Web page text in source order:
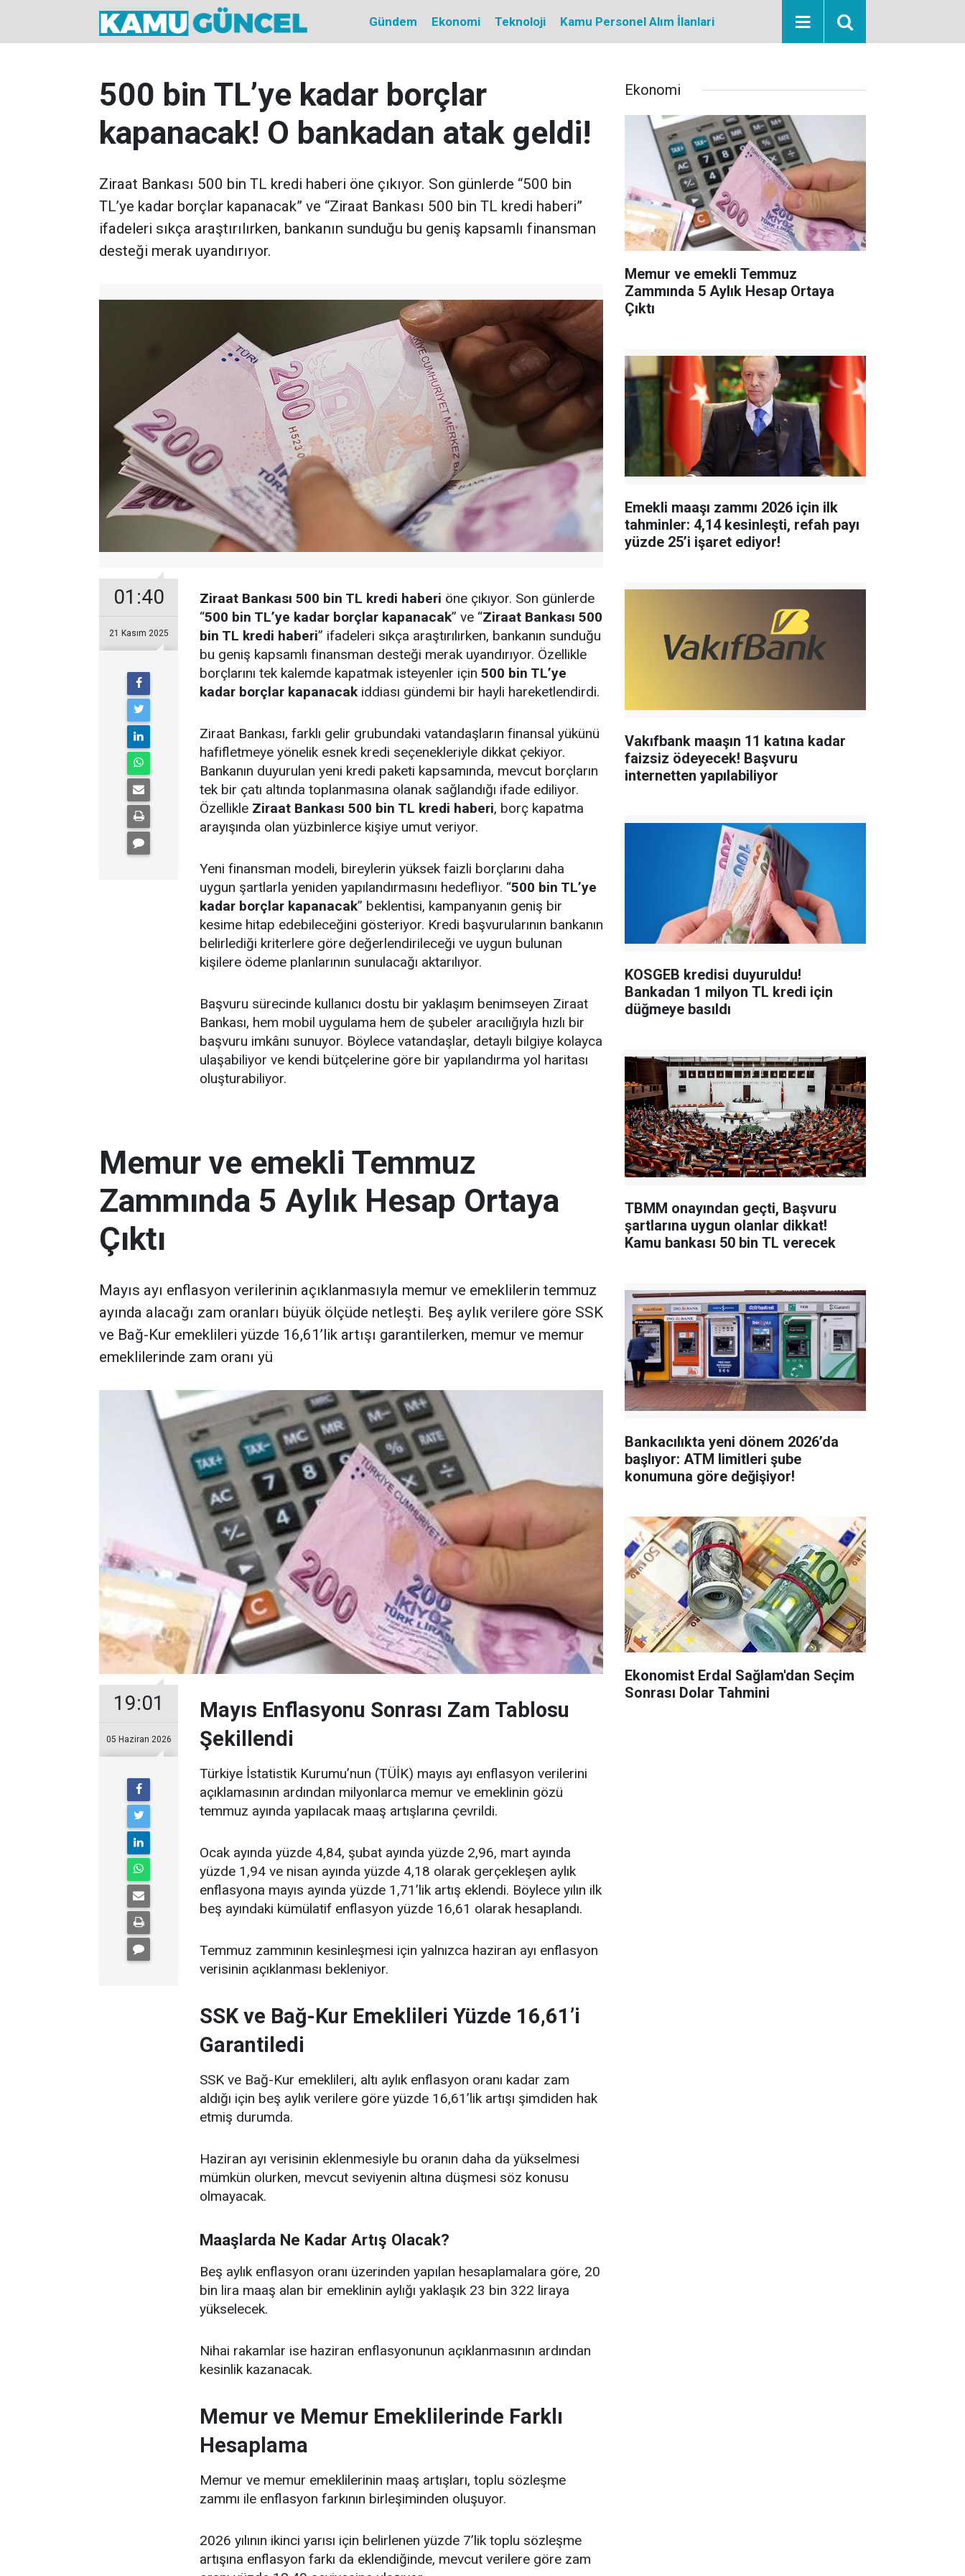
Gündem Ekonomi Teknoloji Kamu Personel Alım İlanlari
500 bin TL’ye kadar borçlar
kapanacak! O bankadan atak geldi!
Ziraat Bankası 500 bin TL kredi haberi öne çıkıyor. Son günlerde “500 bin
TL’ye kadar borçlar kapanacak” ve “Ziraat Bankası 500 bin TL kredi haberi”
ifadeleri sıkça araştırılırken, bankanın sunduğu bu geniş kapsamlı finansman
desteği merak uyandırıyor.
01:40
21 Kasım 2025
Ziraat Bankası 500 bin TL kredi haberi öne çıkıyor. Son günlerde
“500 bin TL’ye kadar borçlar kapanacak” ve “Ziraat Bankası 500
bin TL kredi haberi” ifadeleri sıkça araştırılırken, bankanın sunduğu
bu geniş kapsamlı finansman desteği merak uyandırıyor. Özellikle
borçlarını tek kalemde kapatmak isteyenler için 500 bin TL’ye
kadar borçlar kapanacakiddiası gündemi bir hayli hareketlendirdi.
Ziraat Bankası, farklı gelir grubundaki vatandaşların finansal yükünü
hafifletmeye yönelik esnek kredi seçenekleriyle dikkat çekiyor.
Bankanın duyurulan yeni kredi paketi kapsamında, mevcut borçların
tek bir çatı altında toplanmasına olanak sağlandığı ifade ediliyor.
Özellikle Ziraat Bankası 500 bin TL kredi haberi, borç kapatma
arayışında olan yüzbinlerce kişiye umut veriyor.
Yeni finansman modeli, bireylerin yüksek faizli borçlarını daha
uygun şartlarla yeniden yapılandırmasını hedefliyor. “500 bin TL’ye
kadar borçlar kapanacak” beklentisi, kampanyanın geniş bir
kesime hitap edebileceğini gösteriyor. Kredi başvurularının bankanın
belirlediği kriterlere göre değerlendirileceği ve uygun bulunan
kişilere ödeme planlarının sunulacağı aktarılıyor.
Başvuru sürecinde kullanıcı dostu bir yaklaşım benimseyen Ziraat
Bankası, hem mobil uygulama hem de şubeler aracılığıyla hızlı bir
başvuru imkânı sunuyor. Böylece vatandaşlar, detaylı bilgiye kolayca
ulaşabiliyor ve kendi bütçelerine göre bir yapılandırma yol haritası
oluşturabiliyor.
Memur ve emekli Temmuz
Zammında 5 Aylık Hesap Ortaya
Çıktı
Mayıs ayı enflasyon verilerinin açıklanmasıyla memur ve emeklilerin temmuz
ayında alacağı zam oranları büyük ölçüde netleşti. Beş aylık verilere göre SSK
ve Bağ-Kur emeklileri yüzde 16,61’lik artışı garantilerken, memur ve memur
emeklilerinde zam oranı yü
19:01
05 Haziran 2026
Mayıs Enflasyonu Sonrası Zam Tablosu
Şekillendi
Türkiye İstatistik Kurumu’nun (TÜİK) mayıs ayı enflasyon verilerini
açıklamasının ardından milyonlarca memur ve emeklinin gözü
temmuz ayında yapılacak maaş artışlarına çevrildi.
Ocak ayında yüzde 4,84, şubat ayında yüzde 2,96, mart ayında
yüzde 1,94 ve nisan ayında yüzde 4,18 olarak gerçekleşen aylık
enflasyona mayıs ayında yüzde 1,71’lik artış eklendi. Böylece yılın ilk
beş ayındaki kümülatif enflasyon yüzde 16,61 olarak hesaplandı.
Temmuz zammının kesinleşmesi için yalnızca haziran ayı enflasyon
verisinin açıklanması bekleniyor.
SSK ve Bağ-Kur Emeklileri Yüzde 16,61’i
Garantiledi
SSK ve Bağ-Kur emeklileri, altı aylık enflasyon oranı kadar zam
aldığı için beş aylık verilere göre yüzde 16,61’lik artışı şimdiden hak
etmiş durumda.
Haziran ayı verisinin eklenmesiyle bu oranın daha da yükselmesi
mümkün olurken, mevcut seviyenin altına düşmesi söz konusu
olmayacak.
Maaşlarda Ne Kadar Artış Olacak?
Beş aylık enflasyon oranı üzerinden yapılan hesaplamalara göre, 20
bin lira maaş alan bir emeklinin aylığı yaklaşık 23 bin 322 liraya
yükselecek.
Nihai rakamlar ise haziran enflasyonunun açıklanmasının ardından
kesinlik kazanacak.
Memur ve Memur Emeklilerinde Farklı
Hesaplama
Memur ve memur emeklilerinin maaş artışları, toplu sözleşme
zammı ile enflasyon farkının birleşiminden oluşuyor.
2026 yılının ikinci yarısı için belirlenen yüzde 7’lik toplu sözleşme
artışına enflasyon farkı da eklendiğinde, mevcut verilere göre zam
Ekonomi
Memur ve emekli Temmuz
Zammında 5 Aylık Hesap Ortaya
Çıktı
Emekli maaşı zammı 2026 için ilk
tahminler: 4,14 kesinleşti, refah payı
yüzde 25’i işaret ediyor!
Vakıfbank maaşın 11 katına kadar
faizsiz ödeyecek! Başvuru
internetten yapılabiliyor
KOSGEB kredisi duyuruldu!
Bankadan 1 milyon TL kredi için
düğmeye basıldı
TBMM onayından geçti, Başvuru
şartlarına uygun olanlar dikkat!
Kamu bankası 50 bin TL verecek
Bankacılıkta yeni dönem 2026’da
başlıyor: ATM limitleri şube
konumuna göre değişiyor!
Ekonomist Erdal Sağlam'dan Seçim
Sonrası Dolar Tahmini